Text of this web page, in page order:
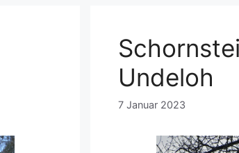
Undeloh
7 Januar 2023